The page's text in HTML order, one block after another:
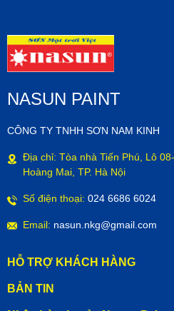
NASUN PAINT
CÔNG TY TNHH SƠN NAM KINH
Địa chỉ: Tòa nhà Tiến Phú, Lô
Hoàng Mai, TP. Hà Nội
Số điện thoại: 024 6686 6024
Email: nasun.nkg@gmail.com
HỖ TRỢ KHÁCH HÀNG
BẢN TIN